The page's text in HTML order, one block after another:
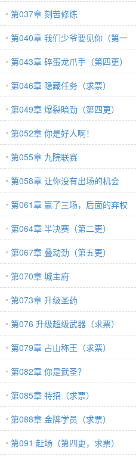
第037章 刻苦修炼
第040章 我们少爷要见你（第一
更）
第043章 碎蛋龙爪手（第四更）
第046章 隐藏任务（求票）
第049章 爆裂暗劲（第四更）
第052章 你是好人啊！
第055章 九院联赛
第058章 让你没有出场的机会
第061章 赢了三场，后面的弃权
第064章 半决赛（第二更）
第067章 叠动劲（第五更）
第070章 城主府
第073章 升级圣药
第076 升级超级武器（求票）
第079章 占山称王（求票）
第082章 你是武圣？
第085章 特招（求票）
第088章 金牌学员（求票）
第091 赶场（第四更，求票）